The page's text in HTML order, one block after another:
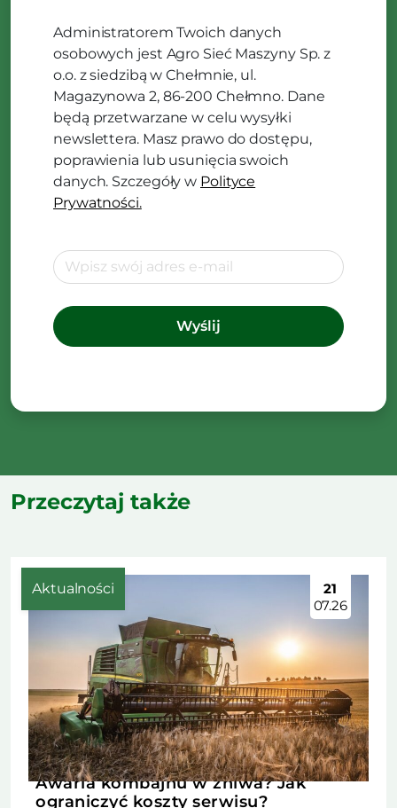
Administratorem Twoich danych
osobowych jest Agro Sieć Maszyny Sp. z
o.o. z siedzibą w Chełmnie, ul.
Magazynowa 2, 86-200 Chełmno. Dane
będą przetwarzane w celu wysyłki
newslettera. Masz prawo do dostępu,
poprawienia lub usunięcia swoich
danych. Szczegóły w Polityce
Prywatności.
Przeczytaj także
Aktualności
21
07.26
Awaria kombajnu w żniwa? Jak
ograniczyć koszty serwisu?